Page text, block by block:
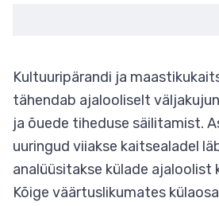
Kultuuripärandi ja
tähendab ajalooliselt
ja õuede tiheduse säilitamist.
uuringud viiakse kaitsealadel
analüüsitakse külade ajaloolist
Kõige väärtuslikumates